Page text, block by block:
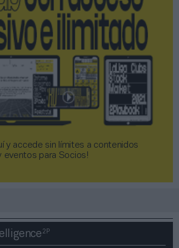
y accede sin límites a contenidos
eventos para Socios!​​​​​​​
2P